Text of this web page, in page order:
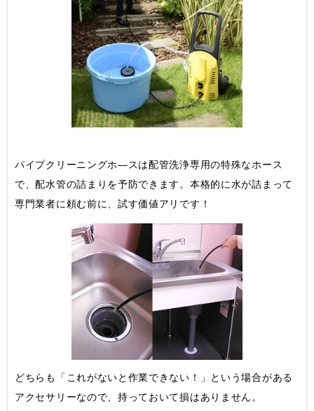
パイプクリーニングホ―スは配管洗浄専用の特殊なホース
で、配水管の詰まりを予防できます。本格的に水が詰まって
専門業者に頼む前に、試す価値アリです！
どちらも「これがないと作業できない！」という場合がある
アクセサリーなので、持っておいて損はありません。